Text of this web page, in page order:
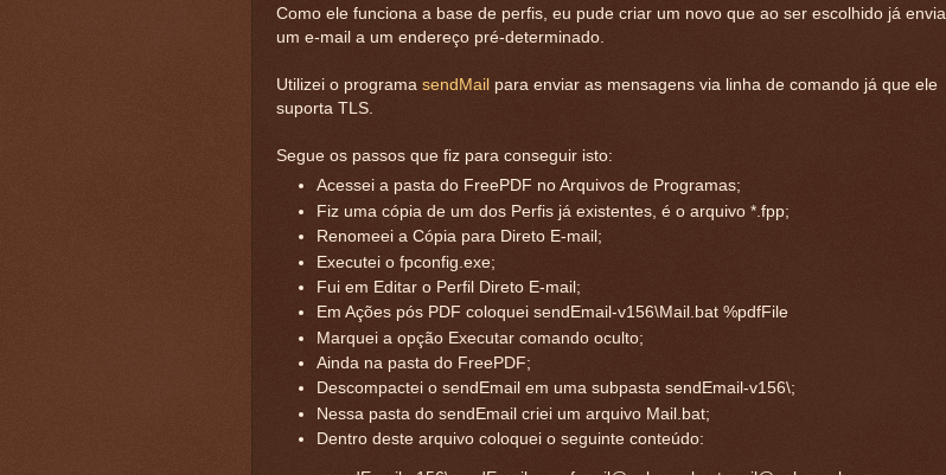
Como ele funciona a base de perfis, eu pude criar um novo que ao ser escolhido já envia
um e-mail a um endereço pré-determinado.
Utilizei o programa sendMail para enviar as mensagens via linha de comando já que ele
suporta TLS.
Segue os passos que fiz para conseguir isto:
Acessei a pasta do FreePDF no Arquivos de Programas;
Fiz uma cópia de um dos Perfis já existentes, é o arquivo *.fpp;
Renomeei a Cópia para Direto E-mail;
Executei o fpconfig.exe;
Fui em Editar o Perfil Direto E-mail;
Em Ações pós PDF coloquei sendEmail-v156\Mail.bat %pdfFile
Marquei a opção Executar comando oculto;
Ainda na pasta do FreePDF;
Descompactei o sendEmail em uma subpasta sendEmail-v156\;
Nessa pasta do sendEmail criei um arquivo Mail.bat;
Dentro deste arquivo coloquei o seguinte conteúdo: